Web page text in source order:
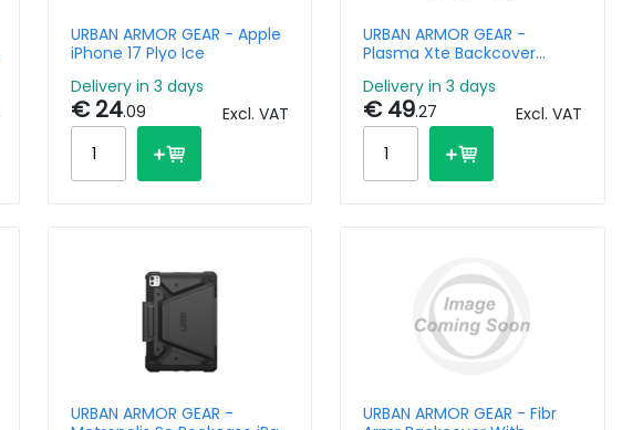
URBAN ARMOR GEAR - Apple
iPhone 17 Plyo Ice
Delivery in 3 days
€ 24.09 Excl. VAT
URBAN ARMOR GEAR -
Plasma Xte Backcover
S26 Ultra - Ash / Titanium
Delivery in 3 days
€ 49.27 Excl. VAT
URBAN ARMOR GEAR -
URBAN ARMOR GEAR - Fibr